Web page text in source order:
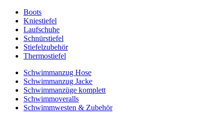
Boots
Kniestiefel
Laufschuhe
Schnürstiefel
Stiefelzubehör
Thermostiefel
Schwimmanzug Hose
Schwimmanzug Jacke
Schwimmanzüge komplett
Schwimmoveralls
Schwimmwesten & Zubehör